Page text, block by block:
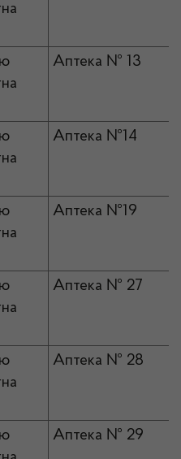
Аптека № 13
Аптека №14
Аптека №19
Аптека № 27
Аптека № 28
Аптека № 29